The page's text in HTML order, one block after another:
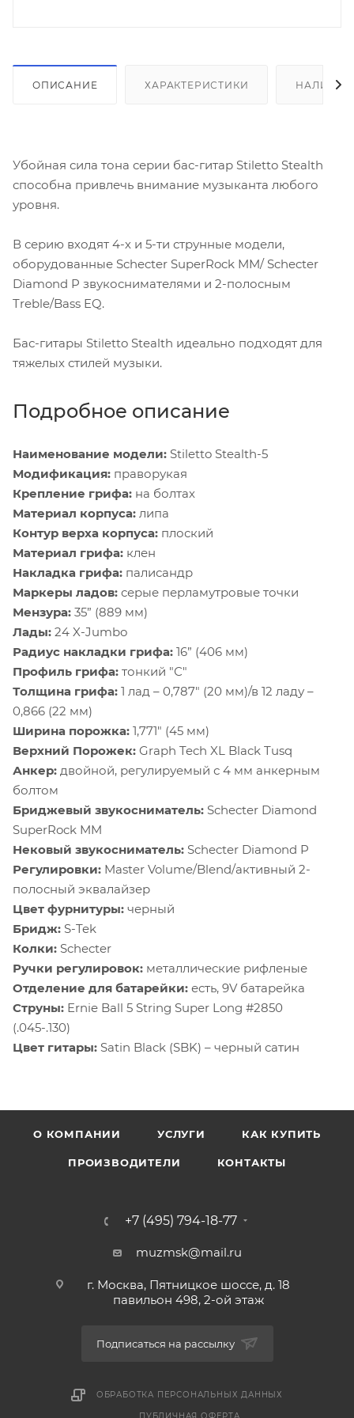
ОПИСАНИЕ ХАРАКТЕРИСТИКИ НАЛИЧИЕ
Убойная сила тона серии бас-гитар Stiletto Stealth
способна привлечь внимание музыканта любого
уровня.
В серию входят 4-х и 5-ти струнные модели,
оборудованные Schecter SuperRock MM/ Schecter
Diamond P звукоснимателями и 2-полосным
Treble/Bass EQ.
Бас-гитары Stiletto Stealth идеально подходят для
тяжелых стилей музыки.
Подробное описание
Наименование модели: Stiletto Stealth-5
Модификация: праворукая
Крепление грифа: на болтах
Материал корпуса: липа
Контур верха корпуса: плоский
Материал грифа: клен
Накладка грифа: палисандр
Маркеры ладов: серые перламутровые точки
Мензура: 35” (889 мм)
Лады: 24 X-Jumbo
Радиус накладки грифа: 16” (406 мм)
Профиль грифа: тонкий "С"
Толщина грифа: 1 лад – 0,787" (20 мм)/в 12 ладу –
0,866 (22 мм)
Ширина порожка: 1,771" (45 мм)
Верхний Порожек: Graph Tech XL Black Tusq
Анкер: двойной, регулируемый с 4 мм анкерным
болтом
Бриджевый звукосниматель: Schecter Diamond
SuperRock MM
Нековый звукосниматель: Schecter Diamond P
Регулировки: Master Volume/Blend/активный 2-
полосный эквалайзер
Цвет фурнитуры: черный
Бридж: S-Tek
Колки: Schecter
Ручки регулировок: металлические рифленые
Отделение для батарейки: есть, 9V батарейка
Струны: Ernie Ball 5 String Super Long #2850
(.045-.130)
Цвет гитары: Satin Black (SBK) – черный сатин
О КОМПАНИИ УСЛУГИ КАК КУПИТЬ
ПРОИЗВОДИТЕЛИ КОНТАКТЫ
+7 (495) 794-18-77
muzmsk@mail.ru
г. Москва, Пятницкое шоссе, д. 18
павильон 498, 2-ой этаж
Подписаться на рассылку
ОБРАБОТКА ПЕРСОНАЛЬНЫХ ДАННЫХ